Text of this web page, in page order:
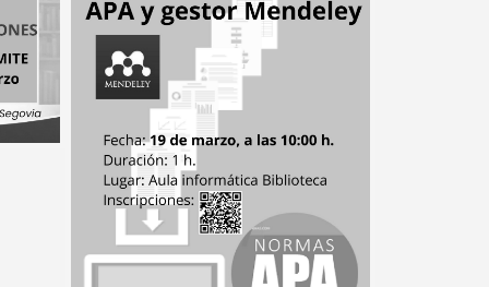
28 ABRIL, 2026 •
Fotografías «Tu visión
CREA biblioteca»